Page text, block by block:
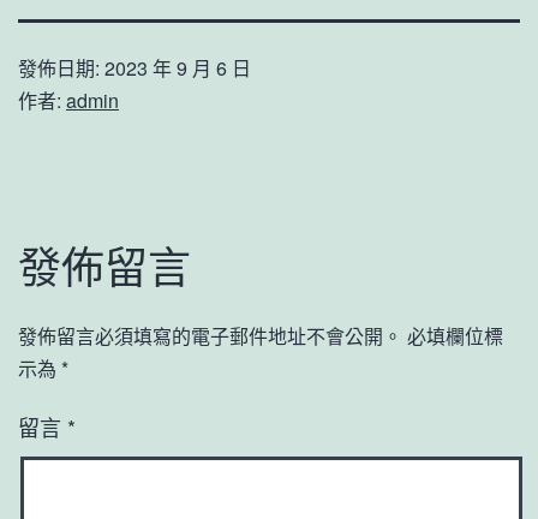
發佈日期: 2023 年 9 月 6 日
作者: admin
發佈留言
發佈留言必須填寫的電子郵件地址不會公開。 必填欄位標
示為 *
留言 *